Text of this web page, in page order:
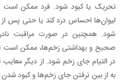
تحریک یا کبود شود. فرد ممکن
لیوان‌ها احساس درد کند یا حتی پس از
شود. همچنین در صورت مراقبت
صحیح و بهداشتی زخم‌ها، ممکن است
در التیام جای زخم شود. از دیگر
به از بین نرفتن جای زخم‌ها و کبود شدن